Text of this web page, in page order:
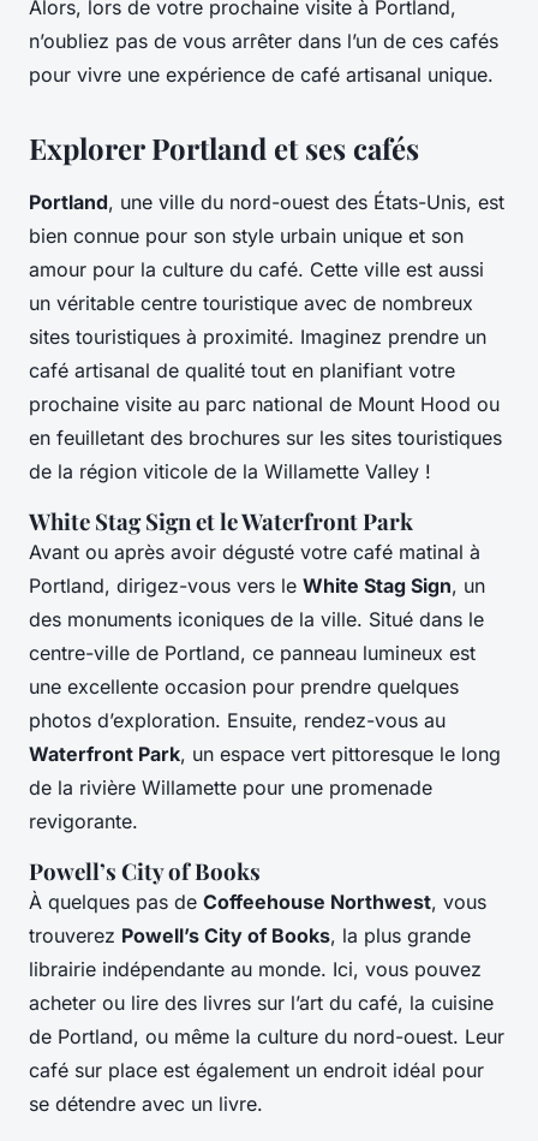
Alors, lors de votre prochaine visite à Portland,
n’oubliez pas de vous arrêter dans l’un de ces cafés
pour vivre une expérience de café artisanal unique.
Explorer Portland et ses cafés
Portland, une ville du nord-ouest des États-Unis, est
bien connue pour son style urbain unique et son
amour pour la culture du café. Cette ville est aussi
un véritable centre touristique avec de nombreux
sites touristiques à proximité. Imaginez prendre un
café artisanal de qualité tout en planifiant votre
prochaine visite au parc national de Mount Hood ou
en feuilletant des brochures sur les sites touristiques
de la région viticole de la Willamette Valley !
White Stag Sign et le Waterfront Park
Avant ou après avoir dégusté votre café matinal à
Portland, dirigez-vous vers le White Stag Sign, un
des monuments iconiques de la ville. Situé dans le
centre-ville de Portland, ce panneau lumineux est
une excellente occasion pour prendre quelques
photos d’exploration. Ensuite, rendez-vous au
Waterfront Park, un espace vert pittoresque le long
de la rivière Willamette pour une promenade
revigorante.
Powell’s City of Books
À quelques pas de Coffeehouse Northwest, vous
trouverez Powell’s City of Books, la plus grande
librairie indépendante au monde. Ici, vous pouvez
acheter ou lire des livres sur l’art du café, la cuisine
de Portland, ou même la culture du nord-ouest. Leur
café sur place est également un endroit idéal pour
se détendre avec un livre.